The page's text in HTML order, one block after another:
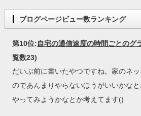
ブログページビュー数ランキング
第10位:自宅の通信速度の時間ごとのグ
覧数23)
だいぶ前に書いたやつですね。家のネ
のであんまりやらないほうがいいかな
やってみようかなとか考えてます()